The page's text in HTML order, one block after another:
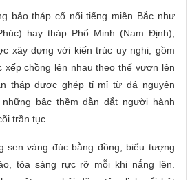
bảo tháp cổ nổi tiếng miền Bắc như
hay tháp Phổ Minh (Nam Định),
xây dựng với kiến trúc uy nghi, gồm
xếp chồng lên nhau theo thế vươn lên
tháp được ghép tỉ mỉ từ đá nguyên
bậc thềm dẫn dắt người hành
trần tục.
sen vàng đúc bằng đồng, biểu tượng
tỏa sáng rực rỡ mỗi khi nắng lên.